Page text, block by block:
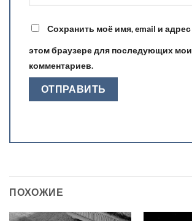
Сохранить моё имя, email и адрес
этом браузере для последующих
комментариев.
ПОХОЖИЕ